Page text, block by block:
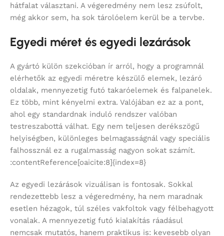
hátfalat választani. A végeredmény nem lesz zsúfolt,
még akkor sem, ha sok tárolóelem kerül be a tervbe.
Egyedi méret és egyedi lezárások
A gyártó külön szekcióban ír arról, hogy a programnál
elérhetők az egyedi méretre készülő elemek, lezáró
oldalak, mennyezetig futó takaróelemek és falpanelek.
Ez több, mint kényelmi extra. Valójában ez az a pont,
ahol egy standardnak induló rendszer valóban
testreszabottá válhat. Egy nem teljesen derékszögű
helyiségben, különleges belmagasságnál vagy speciális
falhossznál ez a rugalmasság nagyon sokat számít.
:contentReference[oaicite:8]{index=8}
Az egyedi lezárások vizuálisan is fontosak. Sokkal
rendezettebb lesz a végeredmény, ha nem maradnak
esetlen hézagok, túl széles vakfoltok vagy félbehagyott
vonalak. A mennyezetig futó kialakítás ráadásul
nemcsak mutatós, hanem praktikus is: kevesebb olyan